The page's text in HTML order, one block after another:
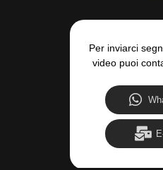
Per inviarci
video puoi